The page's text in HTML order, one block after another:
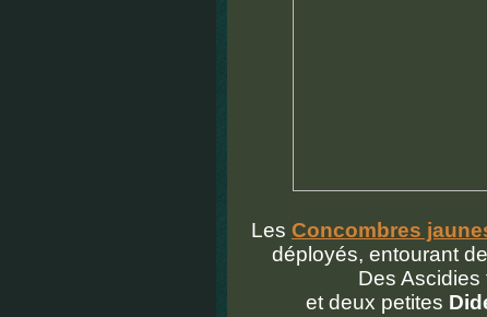
Les Concombres
déployés, entourant
Des
et deux petites